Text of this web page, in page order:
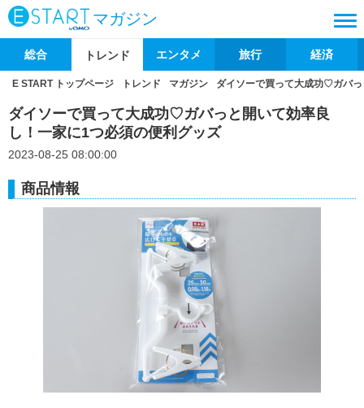
マガジン
総合 トレンド エンタメ 旅行 経済
E START トップページ トレンド マガジン ダイソーで買って大成功♡ガバ
ダイソーで買って大成功♡ガバっと開いて効率良
し！一家に1つ必須の便利グッズ
2023-08-25 08:00:00
商品情報